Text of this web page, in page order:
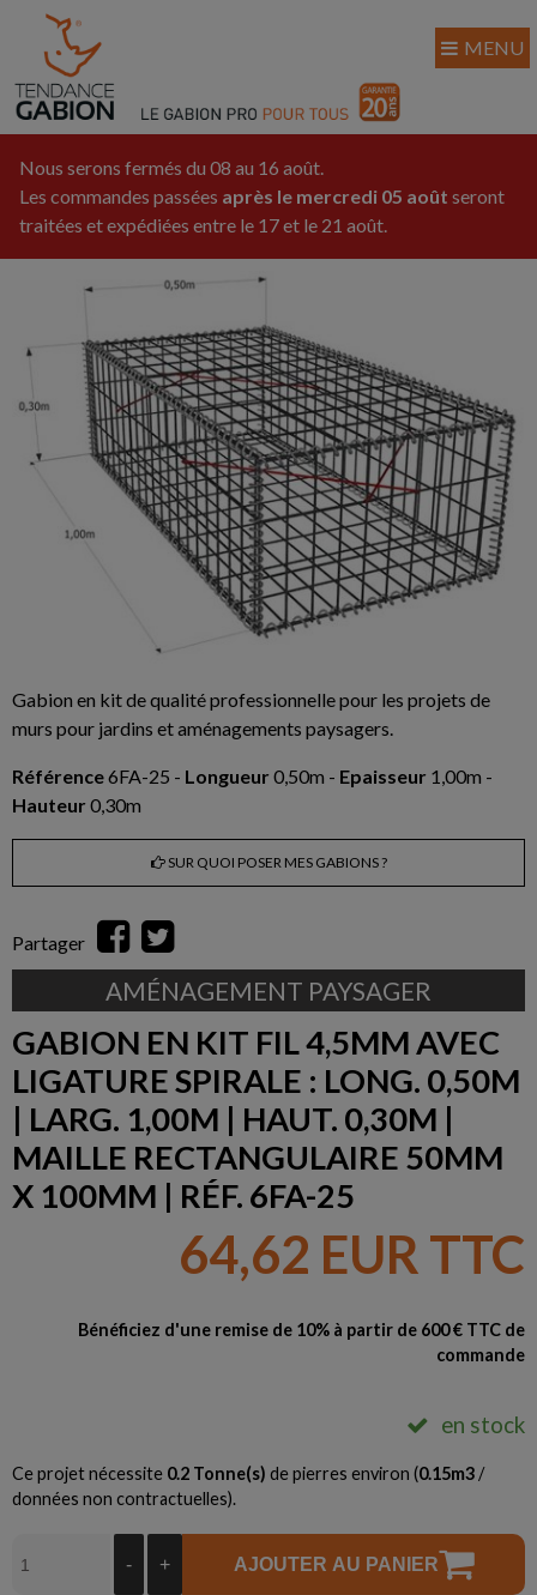
Nous serons fermés du 08 au 16 août.
Les commandes passées après le mercredi 05 août seront
traitées et expédiées entre le 17 et le 21 août.
Gabion en kit de qualité professionnelle pour les projets de
murs pour jardins et aménagements paysagers.
Référence6FA-25 - Longueur 0,50m - Epaisseur 1,00m -
Hauteur 0,30m
SUR QUOI POSER MES GABIONS ?
Partager
AMÉNAGEMENT PAYSAGER
GABION EN KIT FIL 4,5MM AVEC
LIGATURE SPIRALE : LONG. 0,50M
| LARG. 1,00M | HAUT. 0,30M |
MAILLE RECTANGULAIRE 50MM
X 100MM | RÉF. 6FA-25
64,62 EUR TTC
Bénéficiez d'une remise de 10% à partir de 600 € TTC de
commande
en stock
Ce projet nécessite 0.2 Tonne(s) de pierres environ (0.15m3 /
données non contractuelles).
- + AJOUTER AU PANIER
MENU